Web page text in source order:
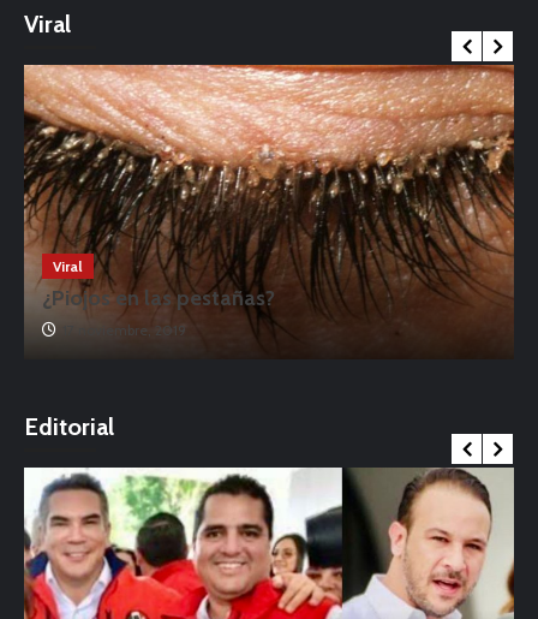
Viral
Viral
¿Piojos en las pestañas?
17 noviembre, 2019
Editorial